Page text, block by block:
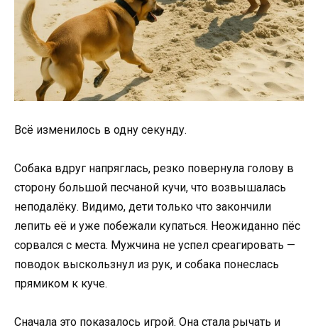
Всё изменилось в одну секунду.
Собака вдруг напряглась, резко повернула голову в
сторону большой песчаной кучи, что возвышалась
неподалёку. Видимо, дети только что закончили
лепить её и уже побежали купаться. Неожиданно пёс
сорвался с места. Мужчина не успел среагировать —
поводок выскользнул из рук, и собака понеслась
прямиком к куче.
Сначала это показалось игрой. Она стала рычать и